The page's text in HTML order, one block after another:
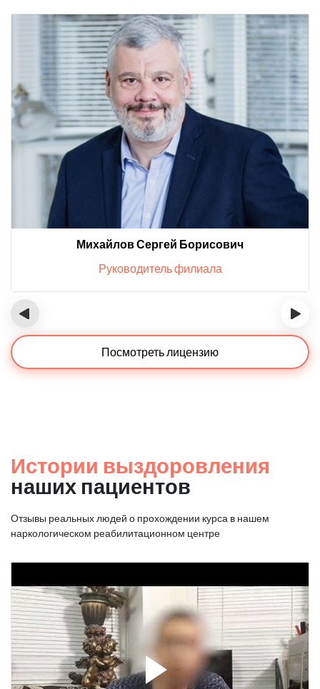
Михайлов Сергей Борисович
Руководитель филиала
‹ ›
Посмотреть лицензию
Истории выздоровления
наших пациентов
Отзывы реальных людей о прохождении курса в нашем
наркологическом реабилитационном центре